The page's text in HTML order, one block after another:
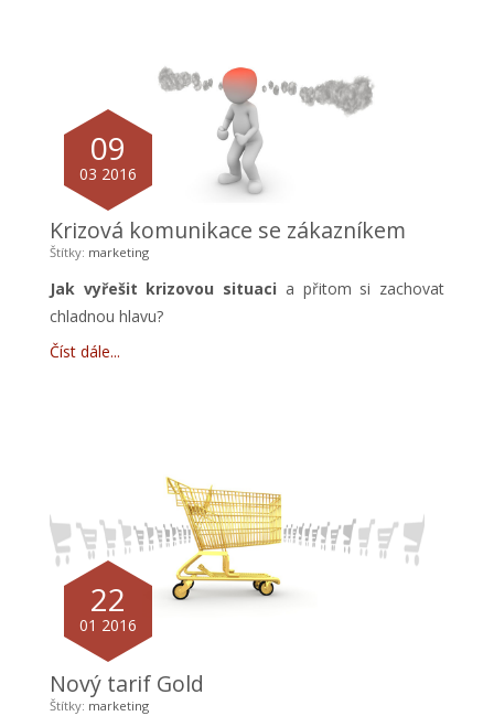
09
03 2016
Krizová komunikace se zákazníkem
Štítky: marketing
Jak vyřešit krizovou situaci a přitom si zachovat
chladnou hlavu?
Číst dále
22
01 2016
Nový tarif Gold
Štítky: marketing